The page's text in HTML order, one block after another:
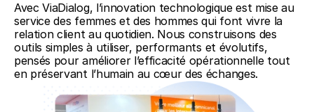
Avec ViaDialog, l’innovation technologique est mise au
service des femmes et des hommes qui font vivre la
relation client au quotidien. Nous construisons des
outils simples à utiliser, performants et évolutifs,
pensés pour améliorer l’efficacité opérationnelle tout
en préservant l’humain au cœur des échanges.